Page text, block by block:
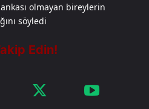
olmayan bireylerin
söyledi